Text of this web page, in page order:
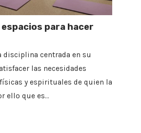
para hacer
disciplina centrada en su
las necesidades
y espirituales de quien la
ello que es…